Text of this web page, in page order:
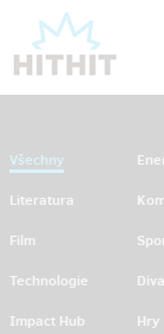
Všechny
Literatura
Film
Technologie
Impact Hub
Hry